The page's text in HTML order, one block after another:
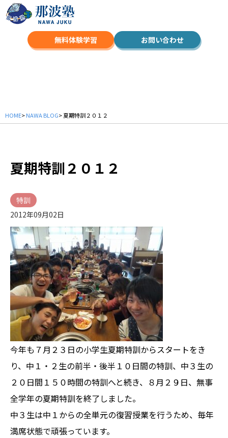
無料体験学習 お問い合わせ
HOME>NAWA BLOG> 夏期特訓２０１２
夏期特訓２０１２
特訓
2012年09月02日
今年も７月２３日の小学生夏期特訓からスタートをき
り、中１・２生の前半・後半１０日間の特訓、中３生の
２０日間１５０時間の特訓へと続き、８月２９日、無事
全学年の夏期特訓を終了しました。
中３生は中１からの全単元の復習授業を行うため、毎年
満席状態で頑張っています。